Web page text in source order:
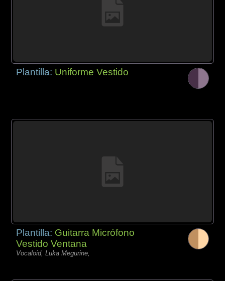
Plantilla: Uniforme Vestido
Plantilla: Guitarra Micrófono
Vestido Ventana
Vocaloid, Luka Megurine,